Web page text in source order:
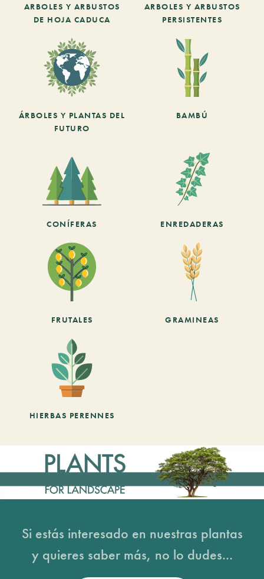
ARBOLES Y ARBUSTOS
DE HOJA CADUCA
ARBOLES Y ARBUSTOS
PERSISTENTES
ÁRBOLES Y PLANTAS DEL
FUTURO
BAMBÚ
CONÍFERAS ENREDADERAS
FRUTALES GRAMINEAS
HIERBAS PERENNES
Si estás interesado en nuestras plantas
y quieres saber más, no lo dudes...